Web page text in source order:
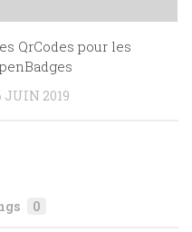
QrCodes pour les
JUIN 2019
0